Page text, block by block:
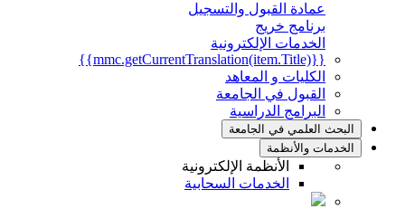
عمادة القبول والتسجيل
برنامج خريج
الخدمات الإلكترونية
{{mmc.getCurrentTranslation(item.Title)}}
الكليات و المعاهد
القبول في الجامعة
البرامج الدراسية
البحث العلمي في الجامعة
الخدمات والأنظمة
الأنظمة الإلكترونية
الخدمات السحابية